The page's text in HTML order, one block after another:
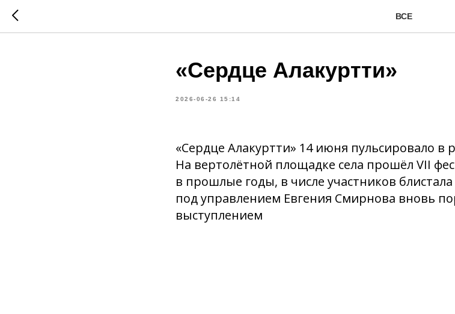
ВСЕ
«Сердце Алакуртти»
2026-06-26 15:14
«Сердце Алакуртти» 14 июня пульсировало в
На вертолётной площадке села прошёл VII
в прошлые годы, в числе участников
под управлением Евгения Смирнова вновь
выступлением